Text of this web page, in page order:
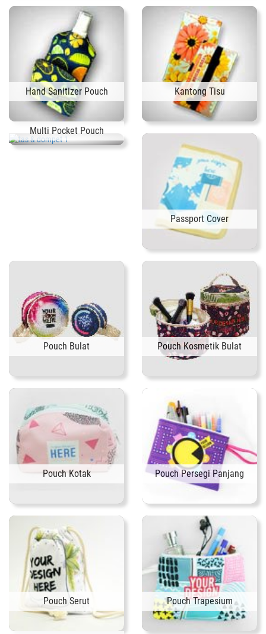
Hand Sanitizer Pouch Kantong Tisu
Multi Pocket Pouch
Passport Cover
Pouch Bulat Pouch Kosmetik Bulat
Pouch Kotak Pouch Persegi Panjang
Pouch Serut Pouch Trapesium